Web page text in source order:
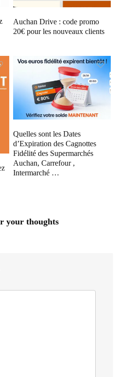
Auchan Drive : code promo
20€ pour les nouveaux clients
Quelles sont les Dates
d’Expiration des Cagnottes
Fidélité des Supermarchés
Auchan, Carrefour ,
Intermarché …
your thoughts